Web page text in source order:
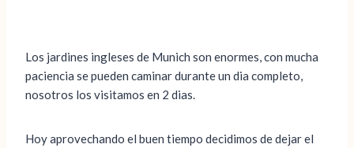
Los jardines ingleses de Munich son enormes, con mucha
paciencia se pueden caminar durante un dia completo,
nosotros los visitamos en 2 dias.
Hoy aprovechando el buen tiempo decidimos de dejar el